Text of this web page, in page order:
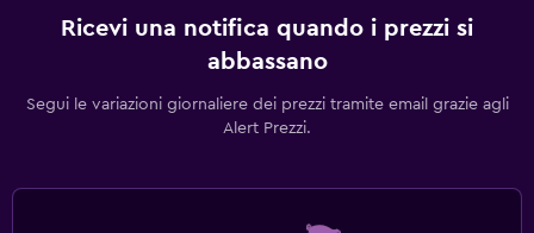
Ricevi una notifica quando i prezzi si
abbassano
Segui le variazioni giornaliere dei prezzi tramite email grazie agli
Alert Prezzi.